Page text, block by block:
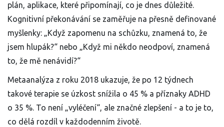
plán, aplikace, které připomínají, co je dnes důležité.
Kognitivní překonávání se zaměřuje na přesně definované
myšlenky: „Když zapomenu na schůzku, znamená to, že
jsem hlupák?“ nebo „Když mi někdo neodpoví, znamená
to, že mě nenávidí?“
Metaanalýza z roku 2018 ukazuje, že po 12 týdnech
takové terapie se úzkost snížila o 45 % a příznaky ADHD
o 35 %. To není „vyléčení“, ale značné zlepšení - a to je to,
co dělá rozdíl v každodenním životě.